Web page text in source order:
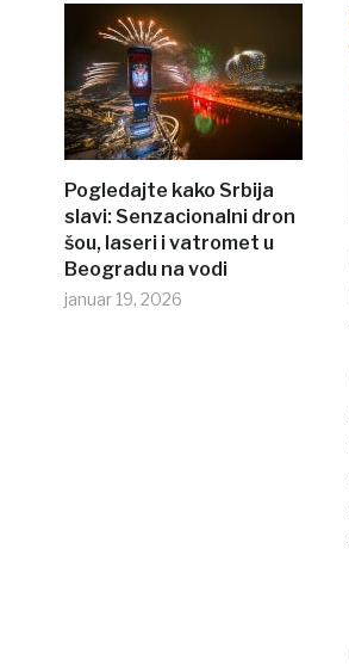
Pogledajte kako Srbija
slavi: Senzacionalni dron
šou, laseri i vatromet u
Beogradu na vodi
januar 19, 2026